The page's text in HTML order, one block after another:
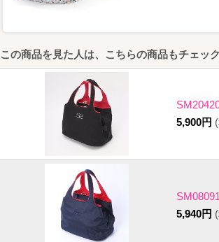
この商品を見た人は、こちらの商品もチェッ
5,900円
5,940円